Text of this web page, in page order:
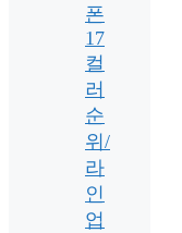
폰
17
컬
러
순
위/
라
인
업